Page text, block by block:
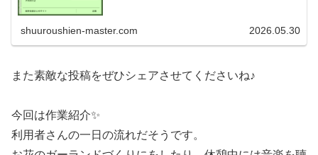
shuuroushien-master.com 2026.05.30
また素敵な投稿をぜひシェアさせてくださいね♪
今回は作業紹介✨
利用者さんの一日の流れだそうです。